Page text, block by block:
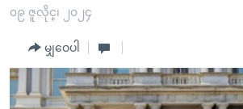
ပင်မ
ကျော်
ကြည့်
အစ္စရေး-ပါလက်စတိုင်း
အင်္ဂလိပ်စာလေ့လာမယ်
အမေရိကန်သုံးအီဒီယံ
အပတ်စဉ်ကဏ္ဍများ
၀၉ ဇူလိုင္၊ ၂၀၂၄
မျှဝေပါ